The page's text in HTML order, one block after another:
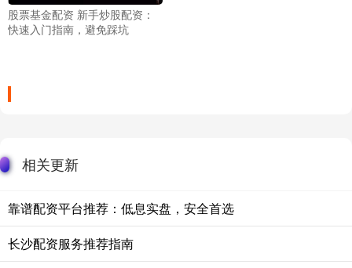
股票基金配资 新手炒股配资：
快速入门指南，避免踩坑
相关更新
靠谱配资平台推荐：低息实盘，安全首选
长沙配资服务推荐指南